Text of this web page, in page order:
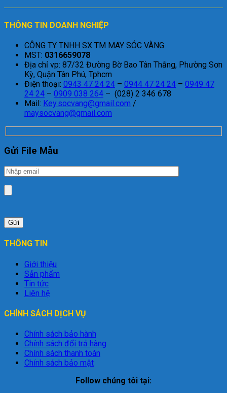
THÔNG TIN DOANH NGHIỆP
CÔNG TY TNHH SX TM MAY SÓC VÀNG
MST: 0316659078
Địa chỉ vp: 87/32 Đường Bờ Bao Tân Thắng, Phường Sơn
Kỳ, Quận Tân Phú, Tphcm
Điện thoại: 0943 47 24 24 – 0944 47 24 24 – 0949 47
24 24 – 0909 038 264 – (028) 2 346 678
Mail: Key.socvang@gmail.com /
maysocvang@gmail.com
Gửi File Mẫu
THÔNG TIN
Giới thiệu
Sản phẩm
Tin tức
Liên hệ
CHÍNH SÁCH DỊCH VỤ
Chính sách bảo hành
Chính sách đổi trả hàng
Chính sách thanh toán
Chính sách bảo mật
Follow chúng tôi tại: